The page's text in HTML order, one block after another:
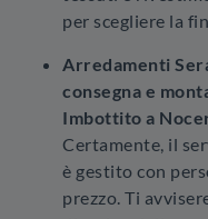
per scegliere la
Arredamenti
consegna e
Imbottito a
Certamente, il
è gestito con
prezzo. Ti